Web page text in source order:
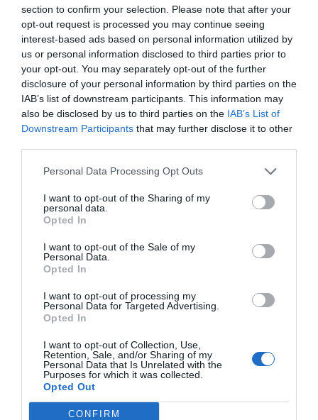
section to confirm your selection. Please note that after your
opt-out request is processed you may continue seeing
interest-based ads based on personal information utilized by
us or personal information disclosed to third parties prior to
your opt-out. You may separately opt-out of the further
disclosure of your personal information by third parties on the
IAB’s list of downstream participants. This information may
also be disclosed by us to third parties on the IAB’s List of
Downstream Participants that may further disclose it to other
Personal Data Processing Opt Outs
I want to opt-out of the Sharing of my
personal data.
Opted In
I want to opt-out of the Sale of my
Personal Data.
Opted In
I want to opt-out of processing my
Personal Data for Targeted Advertising.
Opted In
I want to opt-out of Collection, Use,
Retention, Sale, and/or Sharing of my
Personal Data that Is Unrelated with the
Purposes for which it was collected.
Opted Out
CONFIRM
DIRECTIVOS EN MOVIMIENTO
El juego de las sillas de la
economía catalana: las
vacaciones no frenan los
nombramientos
18 de abril de 2025
PÓDCAST: L'EMPRESA AL DIA
hermano y yo no tenemos
que rendir cuentas ni a la
15 de abril de 2025
LOS ARANCELES DE TRUMP
Blanca que ve "terribles" los
aranceles de Trump